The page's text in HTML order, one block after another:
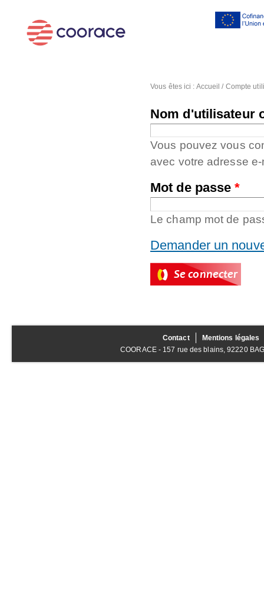
Vous êtes ici : Accueil / Compte
Nom d'utilisateur
Vous pouvez vous
avec votre adresse e-
Mot de passe*
Le champ mot de
Demander un
Contact
Mentions légales
COORACE - 157 rue des blains, 92220